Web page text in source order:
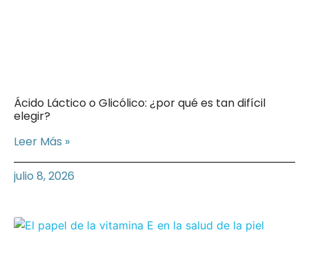
Ácido Láctico o Glicólico: ¿por qué es tan difícil
elegir?
Leer Más »
julio 8, 2026